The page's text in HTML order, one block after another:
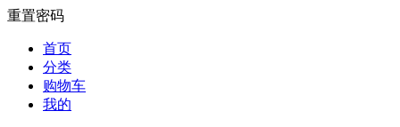
重置密码
首页
分类
购物车
我的